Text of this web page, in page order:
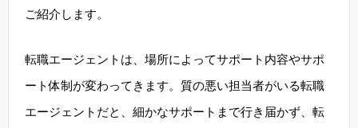
ご紹介します。
転職エージェントは、場所によってサポート内容やサポ
ート体制が変わってきます。質の悪い担当者がいる転職
エージェントだと、細かなサポートまで行き届かず、転